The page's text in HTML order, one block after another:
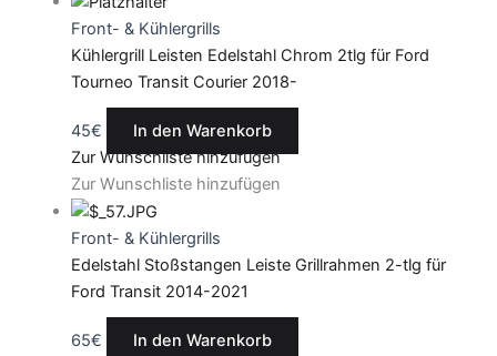
Front- & Kühlergrills
Kühlergrill Leisten Edelstahl Chrom 2tlg für Ford
Tourneo Transit Courier 2018-
45€
In den Warenkorb
Zur Wunschliste hinzufügen
Zur Wunschliste hinzufügen
Front- & Kühlergrills
Edelstahl Stoßstangen Leiste Grillrahmen 2-tlg für
Ford Transit 2014-2021
65€
In den Warenkorb